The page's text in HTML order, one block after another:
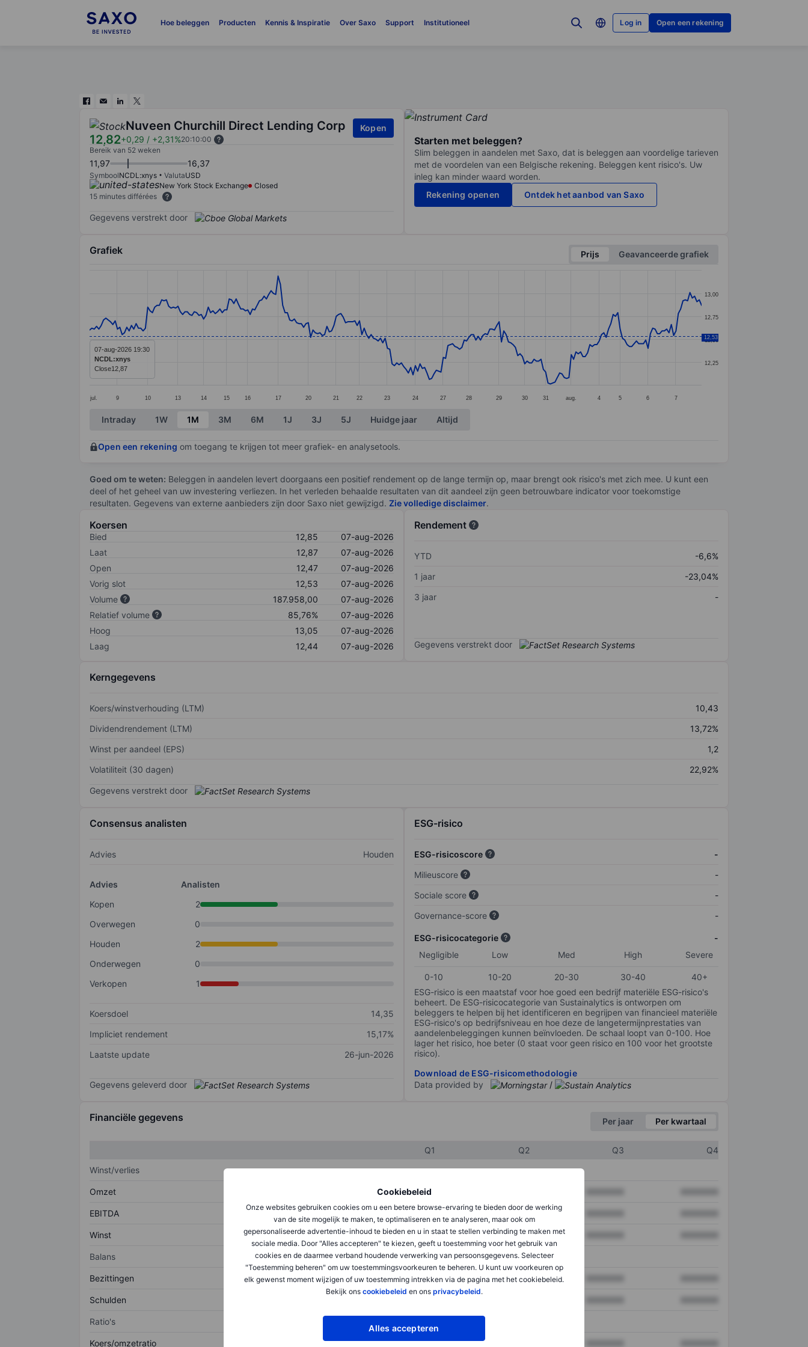
Hoe beleggen Producten Kennis & Inspiratie Over Saxo Support Institutioneel Log in Open een rekening
Cookiebeleid
Onze websites gebruiken cookies om u een betere browse-ervaring te bieden door de werking
van de site mogelijk te maken, te optimaliseren en te analyseren, maar ook om
gepersonaliseerde advertentie-inhoud te bieden en u in staat te stellen verbinding te maken met
sociale media. Door "Alles accepteren" te kiezen, geeft u toestemming voor het gebruik van
cookies en de daarmee verband houdende verwerking van persoonsgegevens. Selecteer
"Toestemming beheren" om uw toestemmingsvoorkeuren te beheren. U kunt uw voorkeuren op
elk gewenst moment wijzigen of uw toestemming intrekken via de pagina met het cookiebeleid.
Bekijk ons cookiebeleid en ons privacybeleid.
Alles accepteren
Nuveen Churchill Direct Lending Corp
12,82+0,29 / +2,31%20:10:00
Kopen
Bereik van 52 weken
11,97 16,37
SymboolNCDL:xnys ValutaUSD
New York Stock Exchange
Closed
15 minutes différées
Gegevens verstrekt door
Starten met beleggen?
Slim beleggen in aandelen met Saxo, dat is beleggen aan voordelige tarieven
met de voordelen van een Belgische rekening. Beleggen kent risico's. Uw
inleg kan minder waard worden.
Rekening openen
Ontdek het aanbod van Saxo
Grafiek Prijs
Geavanceerde grafiek
Line chart with 264 data points.
The chart has 1 X axis displaying categories.
The chart has 1 Y axis displaying values. Data ranges from 12.01 to 13.19.
jul. 9 10 13 14 15 16 17 20 21 22 23 24 27 28 29 30 31 aug. 4 5 6 7
12,25
12,50
12,75
13,00
12,53
07-aug-2026 19:30
NCDL:xnys
Close12,87
End of interactive chart.
Intraday 1W 1M 3M 6M 1J 3J 5J Huidge jaar Altijd
Open een rekening om toegang te krijgen tot meer grafiek- en analysetools.
Goed om te weten: Beleggen in aandelen levert doorgaans een positief rendement op de lange termijn op, maar brengt ook risico's met zich mee. U kunt een
deel of het geheel van uw investering verliezen. In het verleden behaalde resultaten van dit aandeel zijn geen betrouwbare indicator voor toekomstige
resultaten. Gegevens van externe aanbieders zijn door Saxo niet gewijzigd. Zie volledige disclaimer.
Koersen
Bied 12,85
07-aug-2026
Laat
12,87
07-aug-2026
Open
12,47
07-aug-2026
Vorig slot
12,53
07-aug-2026
Volume
187.958,00
07-aug-2026
Relatief volume
85,76%
07-aug-2026
Hoog
13,05
07-aug-2026
Laag
12,44 07-aug-2026
Rendement
YTD
-6,6%
1 jaar
-23,04%
3 jaar
-
Gegevens verstrekt door
Kerngegevens
Koers/winstverhouding (LTM)
10,43
Dividendrendement (LTM)
13,72%
Winst per aandeel (EPS)
1,2
Volatiliteit (30 dagen)
22,92%
Gegevens verstrekt door
Consensus analisten
Advies Houden
Advies
Analisten
Kopen
2
Overwegen
0
Houden
2
Onderwegen
0
Verkopen
1
Koersdoel
14,35
Impliciet rendement
15,17%
Laatste update
26-jun-2026
Gegevens geleverd door
ESG-risico
ESG-risicoscore
-
Milieuscore
-
Sociale score
-
Governance-score
-
ESG-risicocategorie
-
Negligible
Low Med High Severe
0-10 10-20 20-30 30-40
40+
ESG-risico is een maatstaf voor hoe goed een bedrijf materiële ESG-risico's
beheert. De ESG-risicocategorie van Sustainalytics is ontworpen om
beleggers te helpen bij het identificeren en begrijpen van financieel materiële
ESG-risico's op bedrijfsniveau en hoe deze de langetermijnprestaties van
aandelenbeleggingen kunnen beïnvloeden. De schaal loopt van 0-100. Hoe
lager het risico, hoe beter (0 staat voor geen risico en 100 voor het grootste
risico).
Download de ESG-risicomethodologie
Data provided by
/
Financiële gegevens Per jaar Per kwartaal
Q1 Q2 Q3
Q4
Winst/verlies
Omzet XXXXXXX
EBITDA XXXXXXX XXXXXXX
Winst XXXXXXX XXXXXXX
Balans
Bezittingen XXXXXXX XXXXXXX
Schulden
Ratio's
Koers/omzetratio XXXXXXX